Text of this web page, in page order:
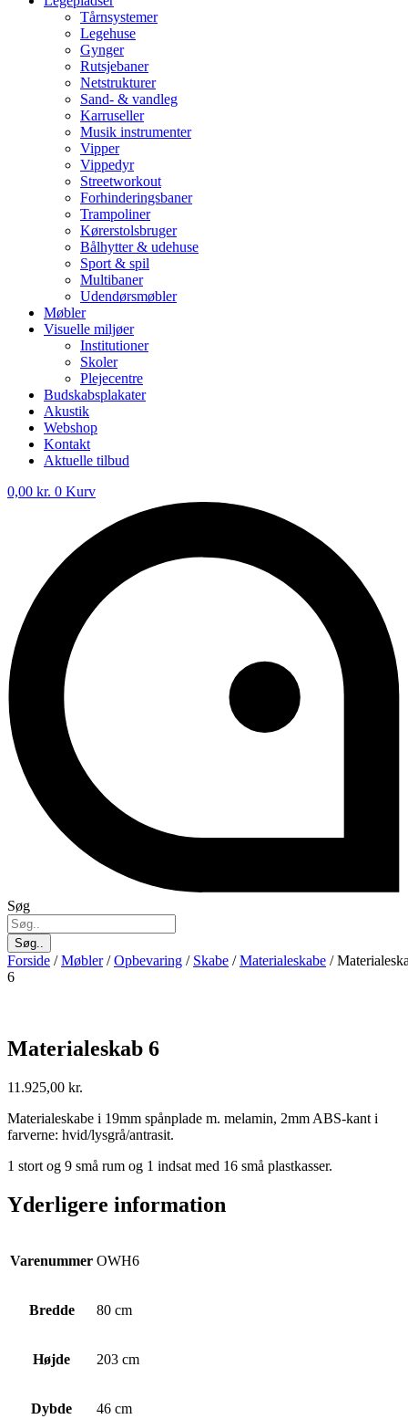
Tårnsystemer
Legehuse
Gynger
Rutsjebaner
Netstrukturer
Sand- & vandleg
Karruseller
Musik instrumenter
Vipper
Vippedyr
Streetworkout
Forhinderingsbaner
Trampoliner
Kørerstolsbruger
Bålhytter & udehuse
Sport & spil
Multibaner
Udendørsmøbler
Møbler
Visuelle miljøer
Institutioner
Skoler
Plejecentre
Budskabsplakater
Akustik
Webshop
Kontakt
Aktuelle tilbud
0,00 kr. 0 Kurv
Søg
Søg..
Forside /Møbler/Opbevaring / Skabe /Materialeskabe /
6
Materialeskab 6
11.925,00 kr.
Materialeskabe i 19mm spånplade m. melamin, 2mm ABS-kant i
farverne: hvid/lysgrå/antrasit.
1 stort og 9 små rum og 1 indsat med 16 små plastkasser.
Yderligere information
Varenummer OWH6
Bredde 80 cm
Højde 203 cm
Dybde 46 cm